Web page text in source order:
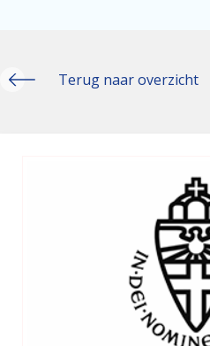
Terug naar overzicht